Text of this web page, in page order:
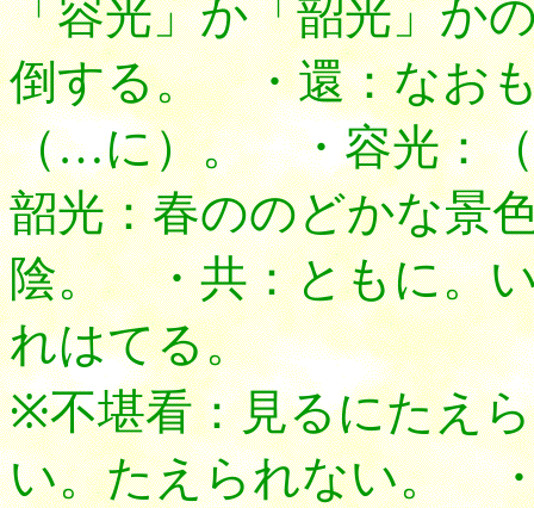
「容光」か「韶光」か
倒する。 ・還：なお
（…に）。 ・容光：
韶光：春ののどかな景
陰。 ・共：ともに。
れはてる。
※不堪看：見るにたえ
い。たえられない。